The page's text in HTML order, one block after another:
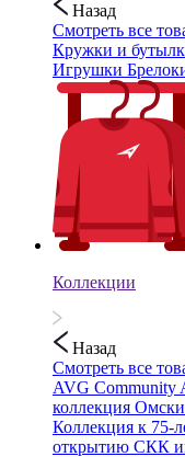
Назад
Смотреть все
Кружки и
Игрушки
Коллекции
Назад
Смотреть все
AVG Community
коллекция
Коллекция к 75-
открытию СКК